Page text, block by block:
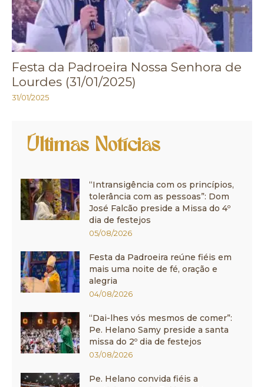
Festa da Padroeira Nossa Senhora de
Lourdes (31/01/2025)
31/01/2025
Últimas Notícias
“Intransigência com os princípios,
tolerância com as pessoas”: Dom
José Falcão preside a Missa do 4º
dia de festejos
05/08/2026
Festa da Padroeira reúne fiéis em
mais uma noite de fé, oração e
alegria
04/08/2026
“Dai-lhes vós mesmos de comer”:
Pe. Helano Samy preside a santa
missa do 2º dia de festejos
03/08/2026
Pe. Helano convida fiéis a